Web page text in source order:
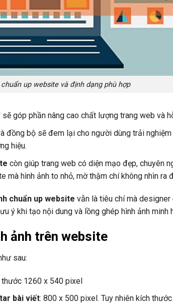
up website và định dạng phù hợp
góp phần nâng cao chất lượng trang web và
đồng bộ sẽ đem lại cho người dùng trải
hiệu.
còn giúp trang web có diện mạo đẹp, chuyên
hình ảnh to nhỏ, mờ thậm chí không nhìn ra
chuẩn up website vẫn là tiêu chí mà designer
ý khi tạo nội dung và lồng ghép hình ảnh minh
ảnh trên website
sau:
1260 x 540 pixel
bài viết: 800 x 500 pixel. Tuy nhiên kích